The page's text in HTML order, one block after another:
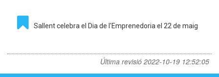
Sallent celebra el Dia de l'Emprenedoria el 22 de maig
Última revisió 2022-10-19 12:52:05